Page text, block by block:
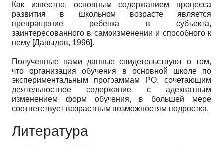
Как известно, основным содержанием процесса
развития в школьном возрасте является
превращение ребенка в субъекта,
заинтересованного в самоизменении и способного к
нему [Давыдов, 1996].
Полученные нами данные свидетельствуют о том,
что организация обучения в основной школе по
экспериментальным программам РО, сочетающим
деятельностное содержание с адекватным
изменением форм обучения, в большей мере
соответствует возрастным возможностям подростка.
Литература